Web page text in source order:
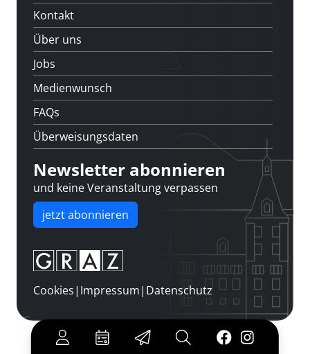
Kontakt
Über uns
Jobs
Medienwunsch
FAQs
Überweisungsdaten
Newsletter abonnieren
und keine Veranstaltung verpassen
jetzt abonnieren
Cookies| Impressum| Datenschutz